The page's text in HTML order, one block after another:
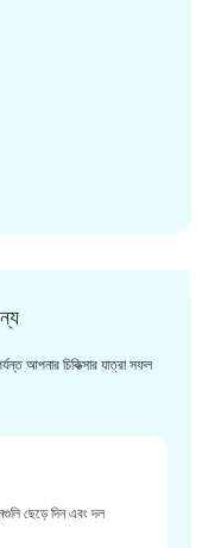
আপনার চিকিত্সার যাত্রা সফল
ছেড়ে দিন এবং দল